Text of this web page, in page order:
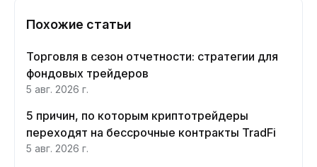
Похожие статьи
Торговля в сезон отчетности: стратегии для
фондовых трейдеров
5 авг. 2026 г.
5 причин, по которым криптотрейдеры
переходят на бессрочные контракты TradFi
5 авг. 2026 г.